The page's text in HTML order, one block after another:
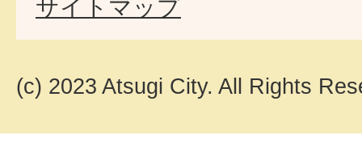
サイトマップ
(c) 2023 Atsugi City. All Rights